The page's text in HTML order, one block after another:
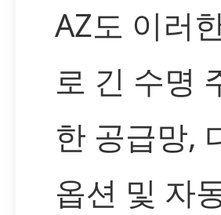
AZ도 이러
로 긴 수명
한 공급망,
옵션 및 자